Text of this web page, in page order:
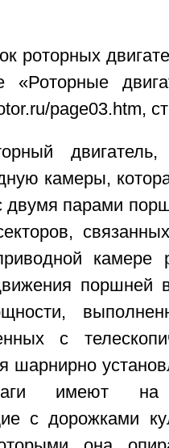
роторных
«Роторные
page03.htm,
камеры,
двумя парами
камере
поршней
с
шарнирно
имеют на
с дорожками